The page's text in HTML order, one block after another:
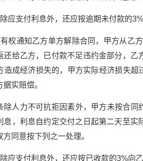
应支付利息外，还应按逾期未付款的
权通知乙方单方解除合同，甲方从乙
还给乙方，已付款不足违约金部分，
造成经济损失的，甲方实际经济损失
实赔偿。
除人力不可抗拒因素外，甲方未按合
息，利息自约定交付之日起第二天至
同意按下列之一处理。
应支付利息外，还应按已收款的3%向